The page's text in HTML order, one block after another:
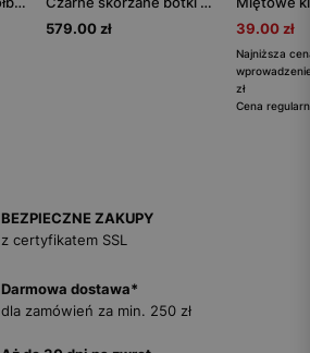
579.00 zł
39.00 zł
Najniższa
zł
Cena
BEZPIECZNE ZAKUPY
z certyfikatem SSL
Darmowa dostawa*
dla zamówień za min. 250 zł